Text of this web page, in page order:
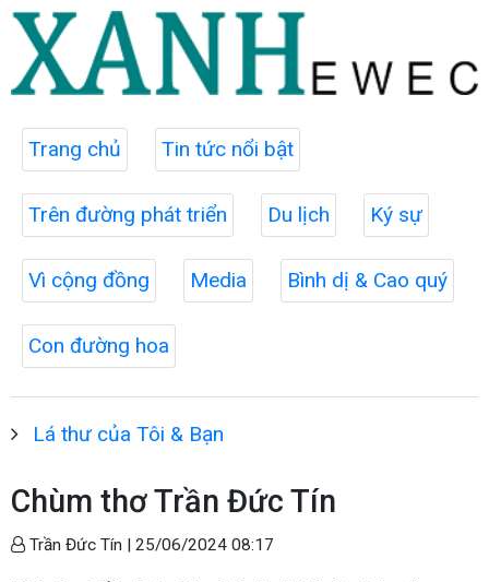
Trang chủ Tin tức nổi bật
Trên đường phát triển Du lịch Ký sự
Vì cộng đồng Media Bình dị & Cao quý
Con đường hoa
Lá thư của Tôi & Bạn
Chùm thơ Trần Đức Tín
Trần Đức Tín | 25/06/2024 08:17